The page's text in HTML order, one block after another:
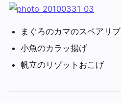
まぐろのカマのスペアリブ
小魚のカラッ揚げ
帆立のリゾットおこげ